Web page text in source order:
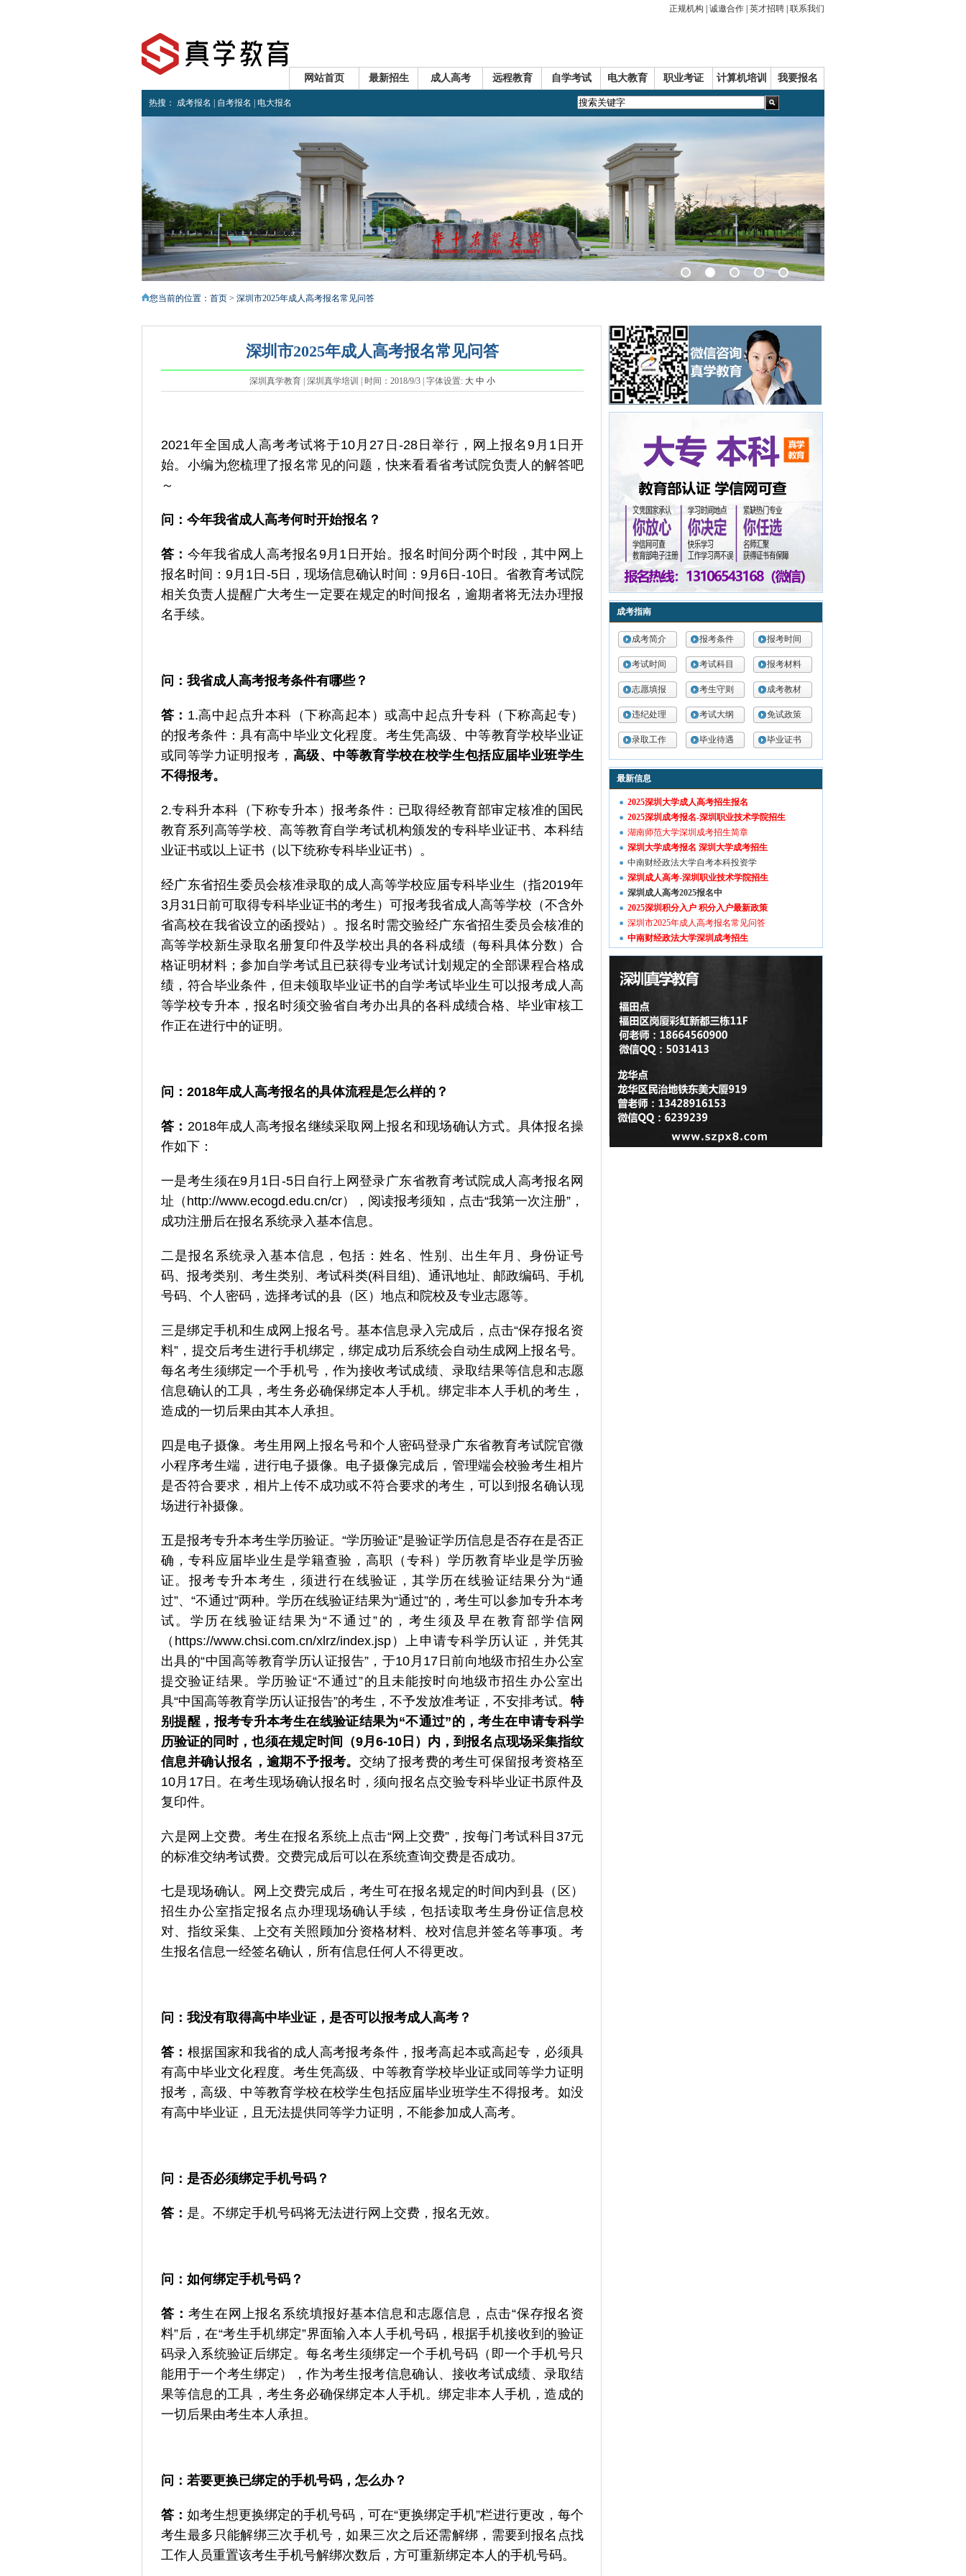
正规机构 诚邀合作 英才招聘 联系我们
网站首页 最新招生 成人高考 远程教育 自学考试 电大教育 职业考证 计算机培训 我要报名
热搜： 成考报名 自考报名 电大报名
< >
您当前的位置： 首页 > 深圳市2025年成人高考报名常见问答
深圳市2025年成人高考报名常见问答
深圳真学教育 | 深圳真学培训 | 时间：2018/9/3 | 字体设置: 大 中 小
2021年全国成人高考考试将于10月27日-28日举行，网上报名9月1日开
始。小编为您梳理了报名常见的问题，快来看看省考试院负责人的解答吧
～
问： 今年我省成人高考何时开始报名？
答： 今年我省成人高考报名9月1日开始。报名时间分两个时段，其中网上
报名时间：9月1日-5日，现场信息确认时间：9月6日-10日。省教育考试院
相关负责人提醒广大考生一定要在规定的时间报名，逾期者将无法办理报
名手续。
问： 我省成人高考报考条件有哪些？
答： 1.高中起点升本科（下称高起本）或高中起点升专科（下称高起专）
的报考条件：具有高中毕业文化程度。考生凭高级、中等教育学校毕业证
或同等学力证明报考， 高级、中等教育学校在校学生包括应届毕业班学生
不得报考。
2.专科升本科（下称专升本）报考条件：已取得经教育部审定核准的国民
教育系列高等学校、高等教育自学考试机构颁发的专科毕业证书、本科结
业证书或以上证书（以下统称专科毕业证书）。
经广东省招生委员会核准录取的成人高等学校应届专科毕业生（指2019年
3月31日前可取得专科毕业证书的考生）可报考我省成人高等学校（不含外
省高校在我省设立的函授站）。报名时需交验经广东省招生委员会核准的
高等学校新生录取名册复印件及学校出具的各科成绩（每科具体分数）合
格证明材料；参加自学考试且已获得专业考试计划规定的全部课程合格成
绩，符合毕业条件，但未领取毕业证书的自学考试毕业生可以报考成人高
等学校专升本，报名时须交验省自考办出具的各科成绩合格、毕业审核工
作正在进行中的证明。
问： 2018年成人高考报名的具体流程是怎么样的？
答： 2018年成人高考报名继续采取网上报名和现场确认方式。具体报名操
作如下：
一是考生须在9月1日-5日自行上网登录广东省教育考试院成人高考报名网
址（http://www.ecogd.edu.cn/cr），阅读报考须知，点击“我第一次注册”，
成功注册后在报名系统录入基本信息。
二是报名系统录入基本信息，包括：姓名、性别、出生年月、身份证号
码、报考类别、考生类别、考试科类(科目组)、通讯地址、邮政编码、手机
号码、个人密码，选择考试的县（区）地点和院校及专业志愿等。
三是绑定手机和生成网上报名号。基本信息录入完成后，点击“保存报名资
料”，提交后考生进行手机绑定，绑定成功后系统会自动生成网上报名号。
每名考生须绑定一个手机号，作为接收考试成绩、录取结果等信息和志愿
信息确认的工具，考生务必确保绑定本人手机。绑定非本人手机的考生，
造成的一切后果由其本人承担。
四是电子摄像。考生用网上报名号和个人密码登录广东省教育考试院官微
小程序考生端，进行电子摄像。电子摄像完成后，管理端会校验考生相片
是否符合要求，相片上传不成功或不符合要求的考生，可以到报名确认现
场进行补摄像。
五是报考专升本考生学历验证。“学历验证”是验证学历信息是否存在是否正
确，专科应届毕业生是学籍查验，高职（专科）学历教育毕业是学历验
证。报考专升本考生，须进行在线验证，其学历在线验证结果分为“通
过”、“不通过”两种。学历在线验证结果为“通过”的，考生可以参加专升本考
试。学历在线验证结果为“不通过”的，考生须及早在教育部学信网
（https://www.chsi.com.cn/xlrz/index.jsp）上申请专科学历认证，并凭其
出具的“中国高等教育学历认证报告”，于10月17日前向地级市招生办公室
提交验证结果。学历验证“不通过”的且未能按时向地级市招生办公室出
具“中国高等教育学历认证报告”的考生，不予发放准考证，不安排考试。 特
别提醒，报考专升本考生在线验证结果为“不通过”的，考生在申请专科学
历验证的同时，也须在规定时间（9月6-10日）内，到报名点现场采集指纹
信息并确认报名，逾期不予报考。 交纳了报考费的考生可保留报考资格至
10月17日。在考生现场确认报名时，须向报名点交验专科毕业证书原件及
复印件。
六是网上交费。考生在报名系统上点击“网上交费”，按每门考试科目37元
的标准交纳考试费。交费完成后可以在系统查询交费是否成功。
七是现场确认。网上交费完成后，考生可在报名规定的时间内到县（区）
招生办公室指定报名点办理现场确认手续，包括读取考生身份证信息校
对、指纹采集、上交有关照顾加分资格材料、校对信息并签名等事项。考
生报名信息一经签名确认，所有信息任何人不得更改。
问： 我没有取得高中毕业证，是否可以报考成人高考？
答： 根据国家和我省的成人高考报考条件，报考高起本或高起专，必须具
有高中毕业文化程度。考生凭高级、中等教育学校毕业证或同等学力证明
报考，高级、中等教育学校在校学生包括应届毕业班学生不得报考。如没
有高中毕业证，且无法提供同等学力证明，不能参加成人高考。
问： 是否必须绑定手机号码？
答： 是。不绑定手机号码将无法进行网上交费，报名无效。
问： 如何绑定手机号码？
答： 考生在网上报名系统填报好基本信息和志愿信息，点击“保存报名资
料”后，在“考生手机绑定”界面输入本人手机号码，根据手机接收到的验证
码录入系统验证后绑定。每名考生须绑定一个手机号码（即一个手机号只
能用于一个考生绑定），作为考生报考信息确认、接收考试成绩、录取结
果等信息的工具，考生务必确保绑定本人手机。绑定非本人手机，造成的
一切后果由考生本人承担。
问： 若要更换已绑定的手机号码，怎么办？
答： 如考生想更换绑定的手机号码，可在“更换绑定手机”栏进行更改，每个
考生最多只能解绑三次手机号，如果三次之后还需解绑，需要到报名点找
工作人员重置该考生手机号解绑次数后，方可重新绑定本人的手机号码。
.
成考指南
成考简介 报考条件 报考时间
考试时间 考试科目 报考材料
志愿填报 考生守则 成考教材
违纪处理 考试大纲 免试政策
录取工作 毕业待遇 毕业证书
最新信息
2025深圳大学成人高考招生报名
2025深圳成考报名-深圳职业技术学院招生
湖南师范大学深圳成考招生简章
深圳大学成考报名 深圳大学成考招生
中南财经政法大学自考本科投资学
深圳成人高考-深圳职业技术学院招生
深圳成人高考2025报名中
2025深圳积分入户 积分入户最新政策
深圳市2025年成人高考报名常见问答
中南财经政法大学深圳成考招生